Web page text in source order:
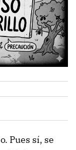
Pues sí, se